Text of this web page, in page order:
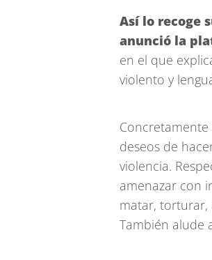
Así lo recoge
anunció la
en el que
violento y
deseos de
violencia.
amenazar con
matar, torturar,
También alude